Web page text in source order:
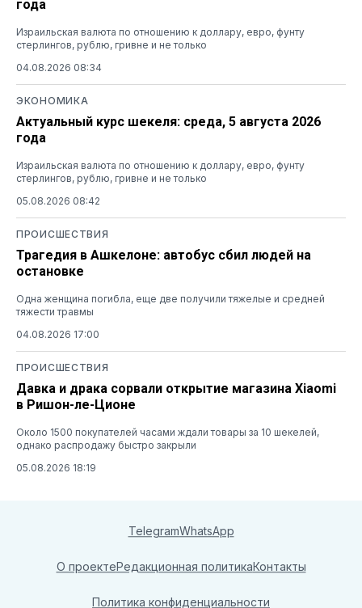
года
Израильская валюта по отношению к доллару, евро, фунту
стерлингов, рублю, гривне и не только
04.08.2026 08:34
ЭКОНОМИКА
Актуальный курс шекеля: среда, 5 августа 2026
года
Израильская валюта по отношению к доллару, евро, фунту
стерлингов, рублю, гривне и не только
05.08.2026 08:42
ПРОИСШЕСТВИЯ
Трагедия в Ашкелоне: автобус сбил людей на
остановке
Одна женщина погибла, еще две получили тяжелые и средней
тяжести травмы
04.08.2026 17:00
ПРОИСШЕСТВИЯ
Давка и драка сорвали открытие магазина Xiaomi
в Ришон-ле-Ционе
Около 1500 покупателей часами ждали товары за 10 шекелей,
однако распродажу быстро закрыли
05.08.2026 18:19
TelegramWhatsApp
О проектеРедакционная политикаКонтакты
Политика конфиденциальности